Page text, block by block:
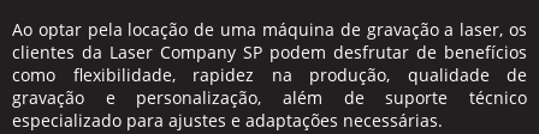
Ao optar pela locação de uma máquina de gravação a laser, os
clientes da Laser Company SP podem desfrutar de benefícios
como flexibilidade, rapidez na produção, qualidade de
gravação e personalização, além de suporte técnico
especializado para ajustes e adaptações necessárias.